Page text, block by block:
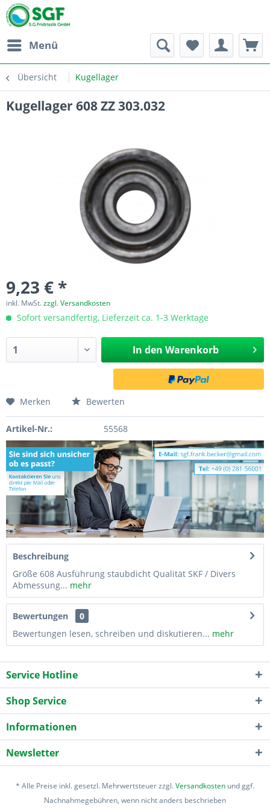
Menü
Übersicht Kugellager
Kugellager 608 ZZ 303.032
9,23 € *
inkl. MwSt.zzgl. Versandkosten
Sofort versandfertig, Lieferzeit ca. 1-3 Werktage
In den Warenkorb
Merken Bewerten
Artikel-Nr.: 55568
Beschreibung
Größe 608 Ausführung staubdicht Qualität SKF / Divers
Abmessung... mehr
Bewertungen
0
Bewertungen lesen, schreiben und diskutieren... mehr
Service Hotline
Shop Service
Informationen
Newsletter
* Alle Preise inkl. gesetzl. Mehrwertsteuer zzgl.Versandkosten und ggf.
Nachnahmegebühren, wenn nicht anders beschrieben